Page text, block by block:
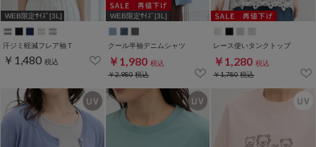
WEB限定ｻｲｽﾞ[3L]
汗ジミ軽減フレア袖Ｔ
￥1,480 税込
WEB限定ｻｲｽﾞ[3L]
クール半袖デニムシャツ
￥1,980 税込
￥2,980税込
レース使いタンクトップ
￥1,280 税込
￥1,780税込